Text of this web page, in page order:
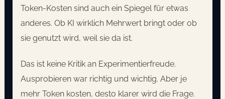
Token-Kosten sind auch ein Spiegel für etwas
anderes. Ob KI wirklich Mehrwert bringt oder ob
sie genutzt wird, weil sie da ist.
Das ist keine Kritik an Experimentierfreude.
Ausprobieren war richtig und wichtig. Aber je
mehr Token kosten, desto klarer wird die Frage.